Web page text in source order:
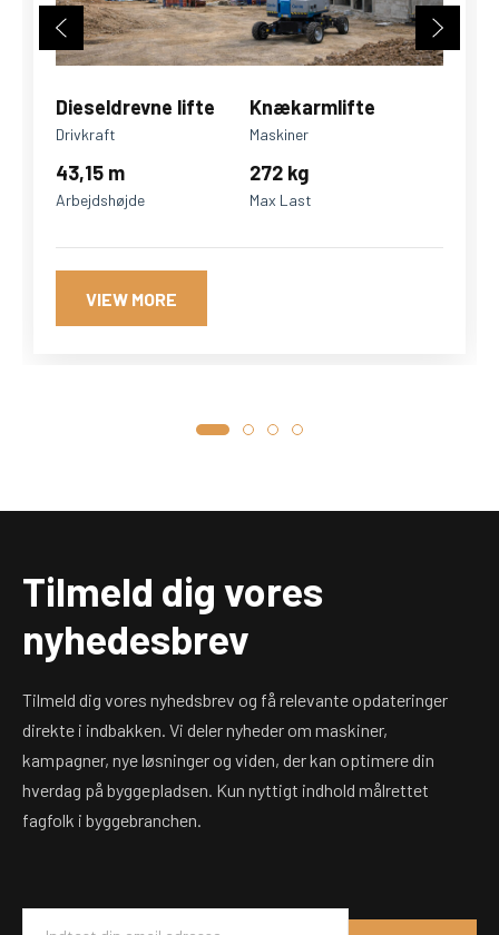
Dieseldrevne lifte
Drivkraft
Knækarmlifte
Maskiner
43,15 m
Arbejdshøjde
272 kg
Max Last
VIEW MORE
Tilmeld dig vores
nyhedesbrev
Tilmeld dig vores nyhedsbrev og få relevante opdateringer
direkte i indbakken. Vi deler nyheder om maskiner,
kampagner, nye løsninger og viden, der kan optimere din
hverdag på byggepladsen. Kun nyttigt indhold målrettet
fagfolk i byggebranchen.